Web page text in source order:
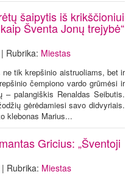
šaipytis iš krikščioniui
Šventa Jonų trejybė“
Rubrika: Miestas
tik krepšinio aistruoliams, bet ir
čempiono vardo grūmėsi ir
palangiškis Renaldas Seibutis.
gėrėdamiesi savo didvyriais.
klebonas Marius...
Gricius: „Šventoji
Rubrika: Miestas